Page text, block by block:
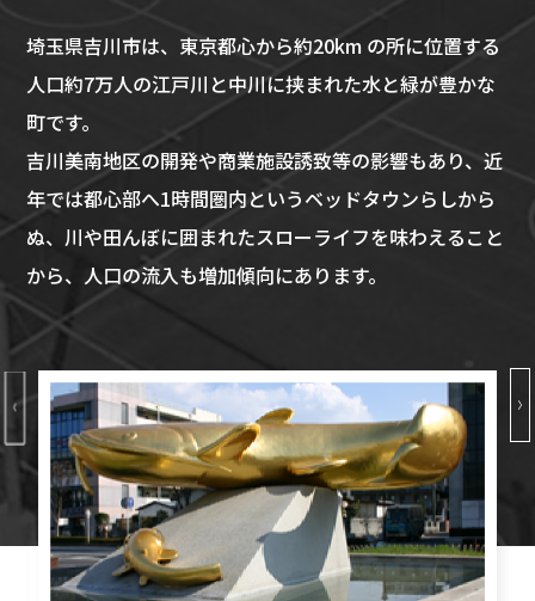
埼玉県吉川市は、東京都心から約20km の所に位置する
人口約7万人の江戸川と中川に挟まれた水と緑が豊かな
町です。
吉川美南地区の開発や商業施設誘致等の影響もあり、近
年では都心部へ1時間圏内というベッドタウンらしから
ぬ、川や田んぼに囲まれたスローライフを味わえること
から、人口の流入も増加傾向にあります。